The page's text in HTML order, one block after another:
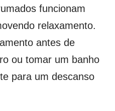
funcionam
relaxamento.
antes de
ou tomar um banho
para um descanso